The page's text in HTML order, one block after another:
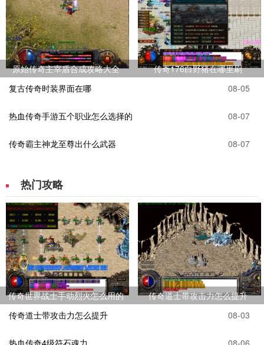
原始传奇主宰盾合成攻略大全
传奇176白野猪在哪里刷
复古传奇时装界面在哪
08-05
热血传奇手游五个职业怎么选择的 08-07
传奇霸主神龙至尊出什么武器 08-07
热门攻略
传奇世界战士手动烈火怎么用的
传奇道士带攻击力怎么提升
传奇道士带攻击力怎么提升
08-03